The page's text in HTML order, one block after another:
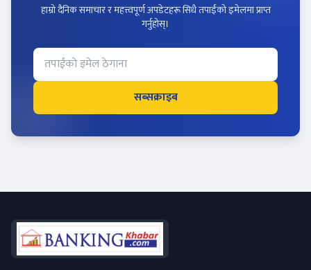
हाम्रो दैनिक समाचार र महत्त्वपूर्ण अपडेटहरू सिधै तपाईंको इमेलमा प्राप्त
गर्नुहोस्।
सब्सक्राइब